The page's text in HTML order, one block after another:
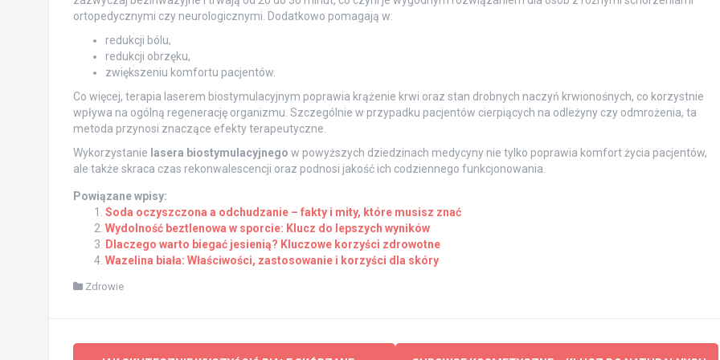
ortopedycznymi czy neurologicznymi. Dodatkowo pomagają w:
redukcji bólu,
redukcji obrzęku,
zwiększeniu komfortu pacjentów.
Co więcej, terapia laserem biostymulacyjnym poprawia krążenie krwi oraz stan drobnych naczyń krwionośnych, co korzystnie
wpływa na ogólną regenerację organizmu. Szczególnie w przypadku pacjentów cierpiących na odleżyny czy odmrożenia, ta
metoda przynosi znaczące efekty terapeutyczne.
Wykorzystanie lasera biostymulacyjnego w powyższych dziedzinach medycyny nie tylko poprawia komfort życia pacjentów,
ale także skraca czas rekonwalescencji oraz podnosi jakość ich codziennego funkcjonowania.
Powiązane wpisy:
Soda oczyszczona a odchudzanie – fakty i mity, które musisz znać
Wydolność beztlenowa w sporcie: Klucz do lepszych wyników
Dlaczego warto biegać jesienią? Kluczowe korzyści zdrowotne
Wazelina biała: Właściwości, zastosowanie i korzyści dla skóry
Zdrowie